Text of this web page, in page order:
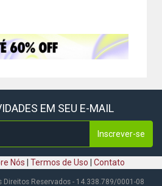
EM SEU E-MAIL
Inscrever-se
Nós Termos de Uso Contato
Direitos Reservados - 14.338.789/0001-08